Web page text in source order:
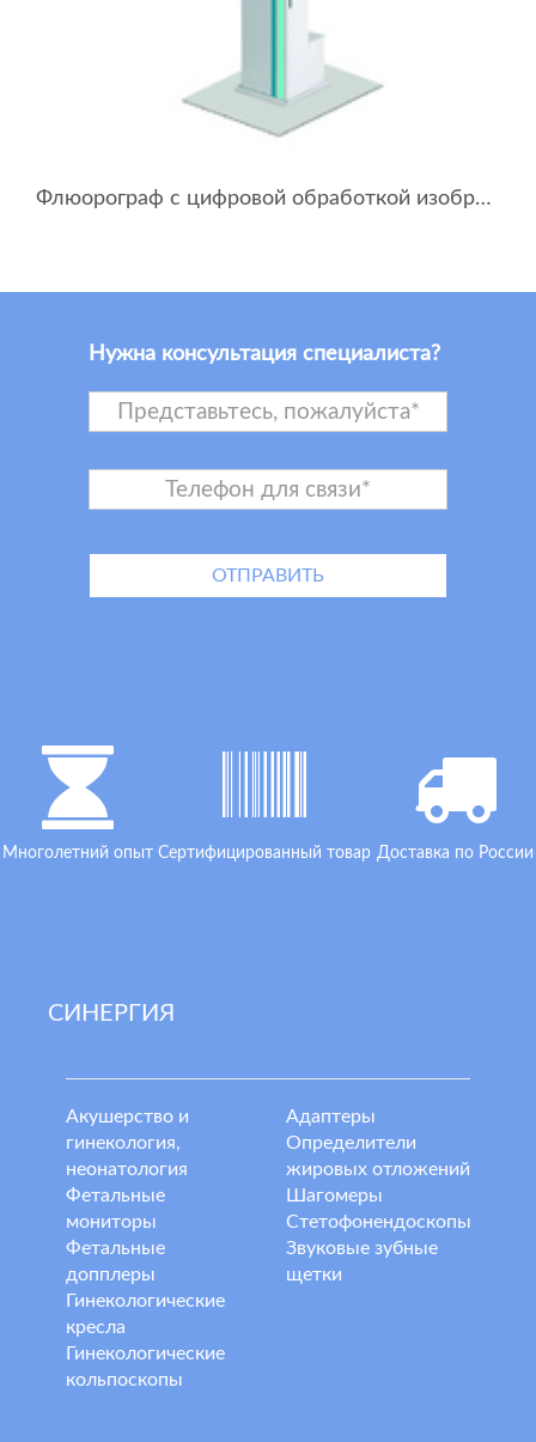
Флюорограф с цифровой обработкой изображений ФЦОИ-12
Нужна консультация специалиста?
Многолетний опыт Сертифицированный товар Доставка по России
СИНЕРГИЯ
Акушерство и
гинекология,
неонатология
Фетальные
мониторы
Фетальные
допплеры
Гинекологические
кресла
Гинекологические
кольпоскопы
Адаптеры
Определители
жировых отложений
Шагомеры
Стетофонендоскопы
Звуковые зубные
щетки